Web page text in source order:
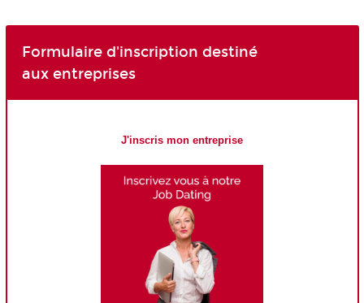
Formulaire d'inscription destiné
aux entreprises
J'inscris mon entreprise